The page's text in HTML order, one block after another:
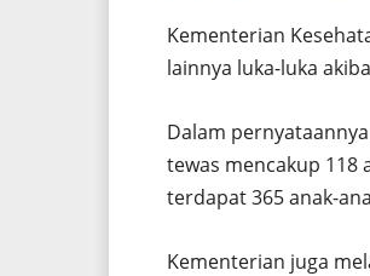
Kementerian
lainnya luka-luka
Dalam
tewas mencakup 118
terdapat 365 anak-
Kementerian juga